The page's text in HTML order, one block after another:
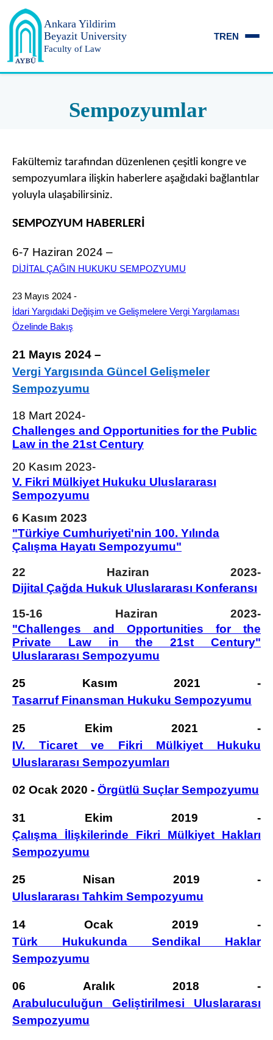
Ankara Yildirim
Beyazit University
Faculty of Law
TREN
Sempozyumlar
Fakültemiz tarafından düzenlenen çeşitli kongre ve
sempozyumlara ilişkin haberlere aşağıdaki bağlantılar
yoluyla ulaşabilirsiniz.
SEMPOZYUM HABERLERİ
6-7 Haziran 2024 –
DİJİTAL ÇAĞIN HUKUKU SEMPOZYUMU
23 Mayıs 2024 -
İdari Yargıdaki Değişim ve Gelişmelere Vergi Yargılaması
Özelinde Bakış
21 Mayıs 2024 –
Vergi Yargısında Güncel Gelişmeler
Sempozyumu
18 Mart 2024-
Challenges and Opportunities for the Public
Law in the 21st Century
20 Kasım 2023-
V. Fikri Mülkiyet Hukuku Uluslararası
Sempozyumu
6 Kasım 2023
"Türkiye Cumhuriyeti'nin 100. Yılında
Çalışma Hayatı Sempozyumu"
22 Haziran 2023-
Dijital Çağda Hukuk Uluslararası Konferansı
15-16 Haziran 2023-
"Challenges and Opportunities for the
Private Law in the 21st Century"
Uluslararası Sempozyumu
25 Kasım 2021 -
Tasarruf Finansman Hukuku Sempozyumu
25 Ekim 2021 -
IV. Ticaret ve Fikri Mülkiyet Hukuku
Uluslararası Sempozyumları
02 Ocak 2020 - Örgütlü Suçlar Sempozyumu
31 Ekim 2019 -
Çalışma İlişkilerinde Fikri Mülkiyet Hakları
Sempozyumu
25 Nisan 2019 -
Uluslararası Tahkim Sempozyumu
14 Ocak 2019 -
Türk Hukukunda Sendikal Haklar
Sempozyumu
06 Aralık 2018 -
Arabuluculuğun Geliştirilmesi Uluslararası
Sempozyumu